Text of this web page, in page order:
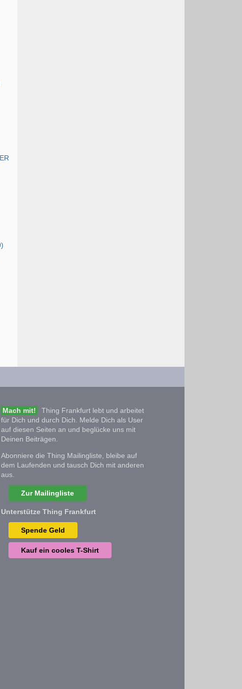
Mach mit!
Thing Frankfurt lebt und arbeitet
für Dich und durch Dich. Melde Dich als User
auf diesen Seiten an und beglücke uns mit
Deinen Beiträgen.
Abonniere die Thing Mailingliste, bleibe auf
dem Laufenden und tausch Dich mit anderen
aus.
Zur Mailingliste
Unterstütze Thing Frankfurt
Spende Geld
Kauf ein cooles T-Shirt